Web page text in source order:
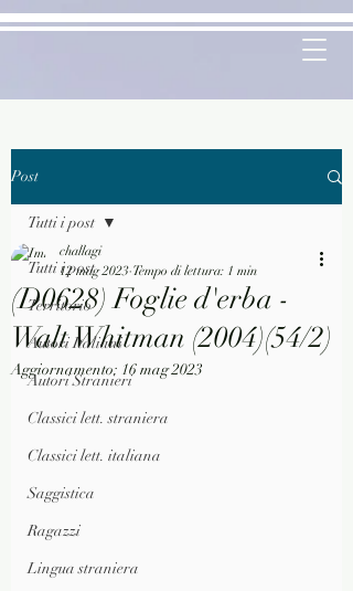
Post
Tutti i post
Territorio
Autori Italiani
Autori Stranieri
Classici lett. straniera
Classici lett. italiana
Saggistica
Ragazzi
Lingua straniera
Tutti i post
(D0628) Foglie d'erba -
Walt Whitman (2004)(54/2)
challagi
12 mag 2023 Tempo di lettura: 1 min
Aggiornamento: 16 mag 2023